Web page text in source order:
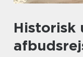
Historisk